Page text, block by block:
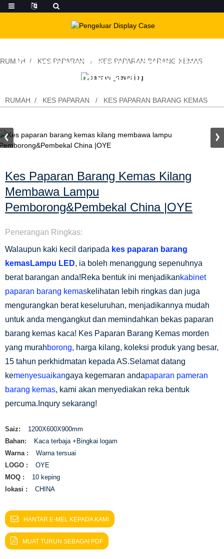
RUMAH KES PAPARAN KES PAPARAN BARANG KEMAS
Kes paparan barang kemas kilang
membawa lampu
RUMAH KES PAPARAN KES PAPARAN BARANG KEMAS
Kes Paparan Barang Kemas Kilang
Membawa Lampu
Pemborong&Pembekal China |OYE
Penerangan Ringkas:
Walaupun kaki kecil daripada kes paparan barang
kemasLampu LED, ia boleh menanggung sepenuhnya
berat barangan anda!Reka bentuk ini menjadikankabinet
paparan barang kemaskelihatan lebih ringkas dan juga
mengurangkan berat keseluruhan, menjadikannya mudah
untuk anda mengangkut dan memindahkan bekas paparan
barang kemas kaca! Kes Paparan Barang Kemas morden
yang murahborong, harga kilang, koleksi produk yang besar,
15 tahun perkhidmatan kepada AS.Selamat datang
kemenyesuaikangaya kegemaran andapaparan pameran
barang kemas, kami akan menyediakan reka bentuk
percuma.Inqury sekarang!
Saiz:
1200X600X900mm
Bahan:
Kaca terbaja +Bingkai logam
Warna :
Warna tersuai
LOGO :
OYE
MOQ :
10 keping
lokasi :
CHINA
HANTAR E-MEL KEPADA KAMI
MUAT TURUN SEBAGAI PDF